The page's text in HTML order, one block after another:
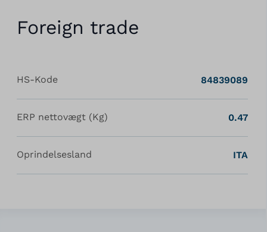
Foreign trade
HS-Kode 84839089
ERP nettovægt (Kg) 0.47
Oprindelsesland ITA